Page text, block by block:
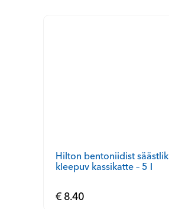
Hilton bentoniidist säästlik
kleepuv kassikatte – 5 l
€ 8.40